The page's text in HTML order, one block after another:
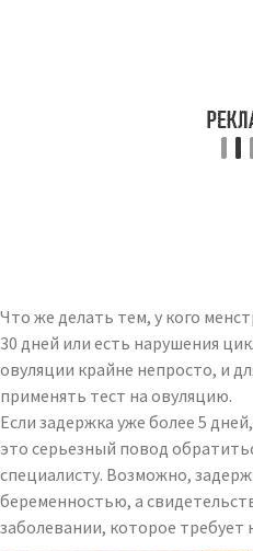
Что же делать тем, у кого
30 дней или есть нарушения
овуляции крайне непросто, и
применять тест на овуляцию.
Если задержка уже более 5
это серьезный повод
специалисту. Возможно,
беременностью, а
заболевании, которое требует